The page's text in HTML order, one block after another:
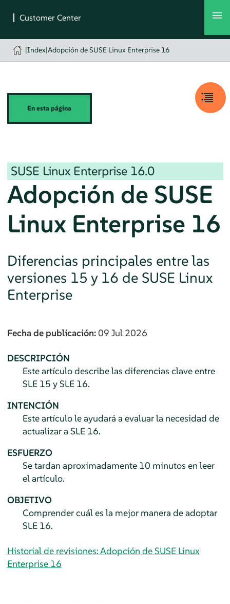
|Index|Adopción de SUSE Linux Enterprise 16
En esta página
SUSE Linux Enterprise16.0
Adopción de SUSE
Linux Enterprise 16
Diferencias principales entre las
versiones 15 y 16 de SUSE Linux
Enterprise
Fecha de publicación:09 Jul 2026
DESCRIPCIÓN
Este artículo describe las diferencias clave entre
SLE 15 y SLE 16.
INTENCIÓN
Este artículo le ayudará a evaluar la necesidad de
actualizar a SLE 16.
ESFUERZO
Se tardan aproximadamente 10 minutos en leer
el artículo.
OBJETIVO
Comprender cuál es la mejor manera de adoptar
SLE 16.
Historial de revisiones: Adopción de SUSE Linux
Enterprise 16